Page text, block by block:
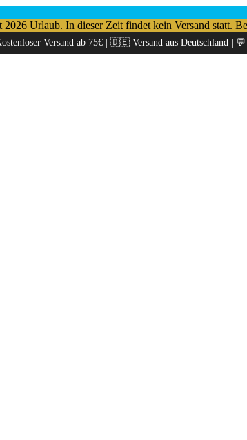
Urlaub. In dieser Zeit findet kein Versand statt.
Versand ab 75€ | 🇩🇪 Versand aus Deutschland | 💬